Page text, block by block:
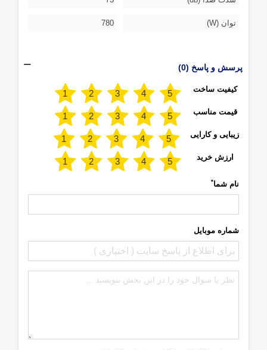
توان (W) 780
پرسش و پاسخ (0)
کیفیت ساخت
قیمت مناسب
زیبایی و کارایی
ارزش خرید
نام شما*
شماره موبایل